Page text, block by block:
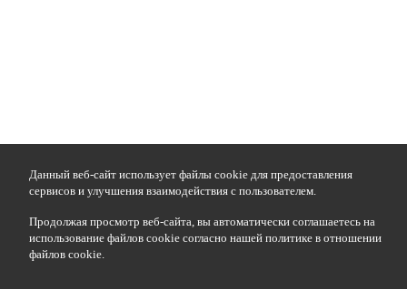
Данный веб-сайт использует файлы cookie для предоставления
сервисов и улучшения взаимодействия с пользователем.
Продолжая просмотр веб-сайта, вы автоматически соглашаетесь на
использование файлов cookie согласно нашей политике в отношении
файлов cookie.